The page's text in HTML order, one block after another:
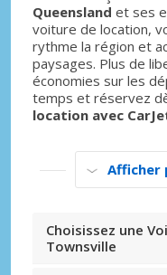
Queensland et ses
voiture de location,
rythme la région et
paysages. Plus de
économies sur les
temps et réservez
location avec
Afficher
Choisissez une
Townsville